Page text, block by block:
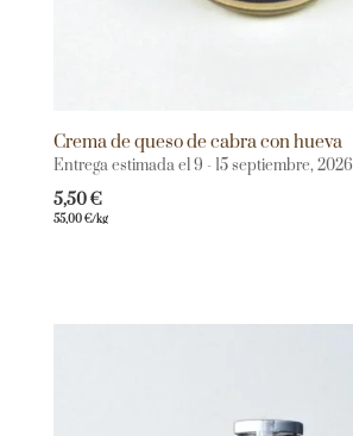
Crema de queso de cabra con hueva
Entrega estimada el 9 - 15 septiembre, 2026
5,50€
55,00€/kg